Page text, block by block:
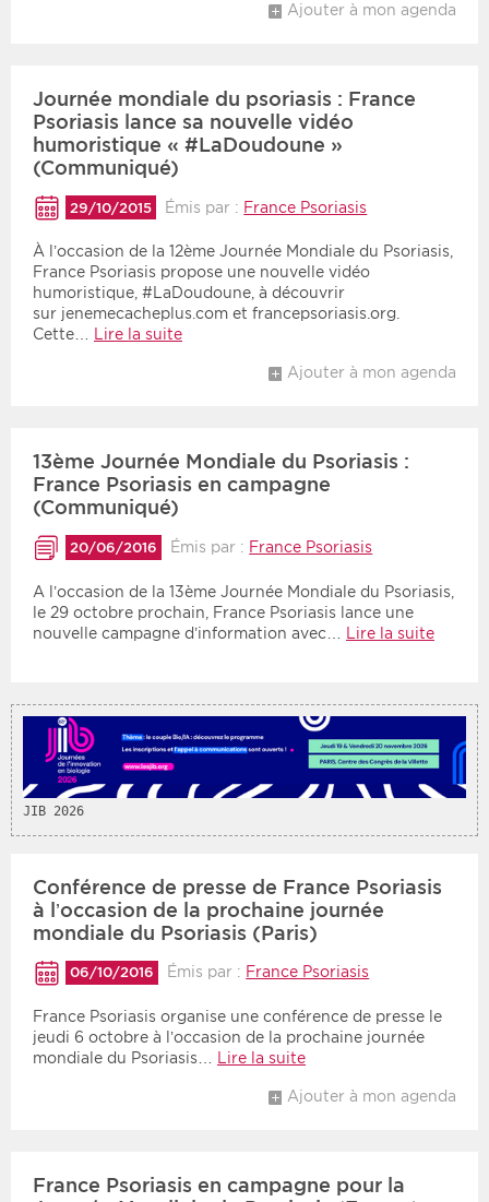
Ajouter à mon agenda
Journée mondiale du psoriasis : France
Psoriasis lance sa nouvelle vidéo
humoristique « #LaDoudoune »
(Communiqué)
29/10/2015 Émis par : France Psoriasis
À l’occasion de la 12ème Journée Mondiale du Psoriasis,
France Psoriasis propose une nouvelle vidéo
humoristique, #LaDoudoune, à découvrir
sur jenemecacheplus.com et francepsoriasis.org.
Cette… Lire la suite
Ajouter à mon agenda
13ème Journée Mondiale du Psoriasis :
France Psoriasis en campagne
(Communiqué)
20/06/2016 Émis par : France Psoriasis
A l’occasion de la 13ème Journée Mondiale du Psoriasis,
le 29 octobre prochain, France Psoriasis lance une
nouvelle campagne d’information avec…
Lire la suite
JIB 2026
Conférence de presse de France Psoriasis
à l’occasion de la prochaine journée
mondiale du Psoriasis (Paris)
06/10/2016 Émis par : France Psoriasis
France Psoriasis organise une conférence de presse le
jeudi 6 octobre à l’occasion de la prochaine journée
mondiale du Psoriasis…
Lire la suite
Ajouter à mon agenda
France Psoriasis en campagne pour la